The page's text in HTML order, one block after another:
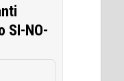
SI-NO-